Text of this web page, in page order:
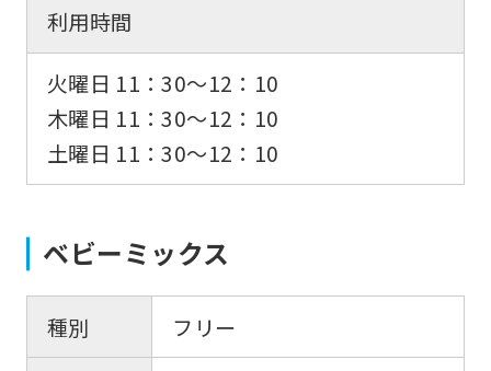
利用時間
火曜日 11：30〜12：10
木曜日 11：30〜12：10
土曜日 11：30〜12：10
ベビーミックス
種別
フリー